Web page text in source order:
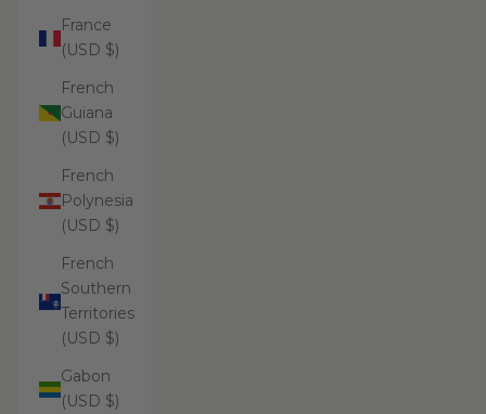
France
(USD $)
French
Guiana
(USD $)
French
Polynesia
(USD $)
French
Southern
Territories
(USD $)
Gabon
(USD $)